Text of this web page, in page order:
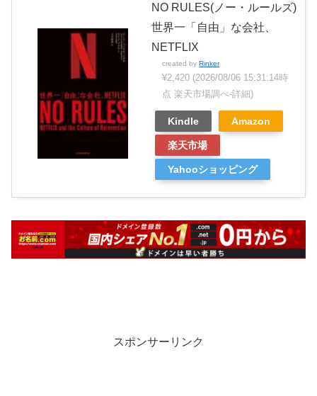
NO RULES(ノー・ルールズ)
世界一「自由」な会社、
NETFLIX
created by Rinker
¥2,420 (2026/08/06 15:31:14時
点 楽天市場調べ-詳細)
Kindle Amazon
楽天市場
Yahooショッピング
スポンサーリンク